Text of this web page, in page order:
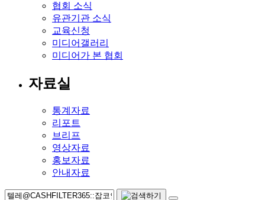
협회 소식
유관기관 소식
교육신청
미디어갤러리
미디어가 본 협회
자료실
통계자료
리포트
브리프
영상자료
홍보자료
안내자료